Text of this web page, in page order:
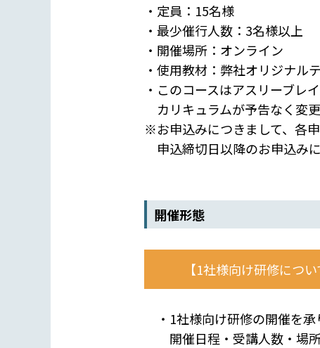
・定員：15名様
・最少催行人数：3名様以上
・開催場所：オンライン
・使用教材：弊社オリジナル
・このコースはアスリーブレ
カリキュラムが予告なく変
※お申込みにつきまして、各
申込締切日以降のお申込み
開催形態
【1社様向け研修につ
・1社様向け研修の開催を承
開催日程・受講人数・場所